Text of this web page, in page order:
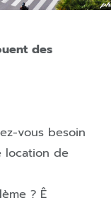
des
vous besoin
location de
? Ê